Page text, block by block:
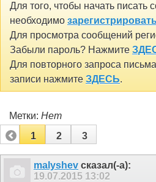
Для того, чтобы начать писать
необходимо
Для просмотра сообщений
Забыли пароль? Нажмите
Для повторного запроса
записи нажмите ЗДЕСЬ.
Метки: Нет
1
2 3
malyshev сказал(-а):
19.07.2015 13:02